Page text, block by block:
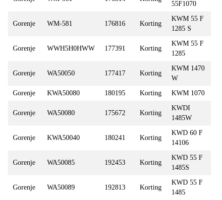
55F1070
Gorenje WM-581 176816 Korting
KWM 55 F
1285 S
Gorenje WWH5H0HWW 177391 Korting
KWM 55 F
1285
Gorenje WA50050 177417 Korting
KWM 1470
W
Gorenje
KWA50080 180195 Korting KWM 1070
Gorenje WA50080 175672 Korting
KWDI
1485W
Gorenje KWA50040 180241 Korting
KWD 60 F
14106
Gorenje WA50085 192453 Korting
KWD 55 F
1485S
Gorenje WA50089 192813 Korting
KWD 55 F
1485